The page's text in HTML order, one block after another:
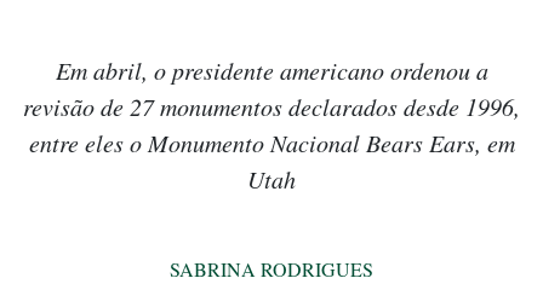
Em abril, o presidente americano ordenou a
revisão de 27 monumentos declarados desde 1996,
entre eles o Monumento Nacional Bears Ears, em
Utah
SABRINA RODRIGUES